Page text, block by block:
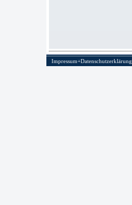
Impressum+Datenschutzerklärung